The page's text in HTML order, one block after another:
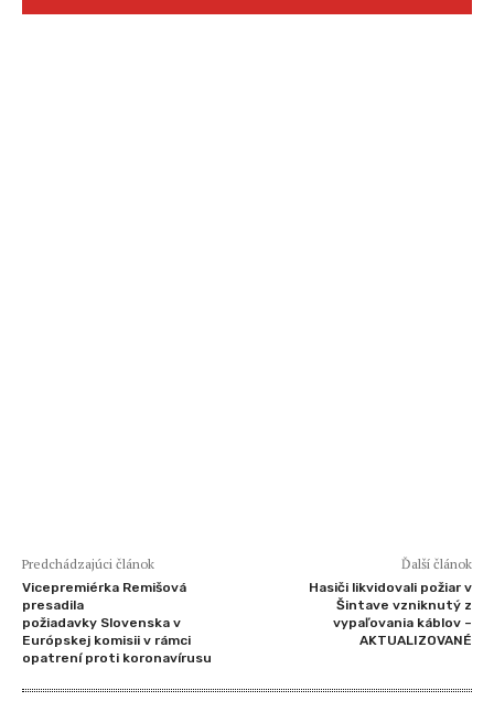
Predchádzajúci článok
Vicepremiérka Remišová
presadila
požiadavky Slovenska v
Európskej komisii v rámci
opatrení proti koronavírusu
Ďalší článok
Hasiči likvidovali požiar v
Šintave vzniknutý z
vypaľovania káblov –
AKTUALIZOVANÉ